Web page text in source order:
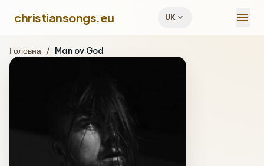
christiansongs.eu UKexpand_more menu
Головна / Man ov God